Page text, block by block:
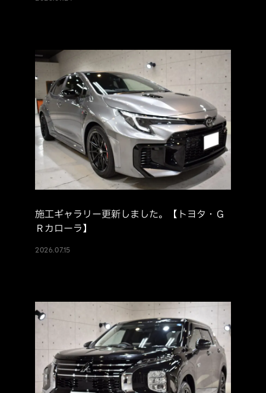
施工ギャラリー更新しました。【トヨタ・Ｇ
Ｒカローラ】
2026.07.15